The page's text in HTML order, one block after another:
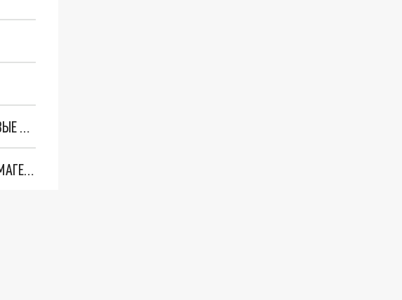
"ОЧЕНЬ ПЛОХИЕ НОВОСТИ": БОЛЬШАЯ ОШИБКА PALANTIR В РОССИИ. СТРАНЫ НАТО ВПЕРВЫЕ ЗА СВО ОСТАНОВИЛИ ПОСТАВКИ ОРУЖИЯ. ВСУ ТЕРЯЮТ ПРИГРАНИЧЬЕ?
ТРИ ГЛАВНЫХ ИНСАЙДА ОБ СВО. ОТМЕНА МОБИЛИЗАЦИИ И ВОЗВРАЩЕНИЕ "ГЕНЕРАЛА АРМАГЕДДОНА"? ОТЛИЧНЫЕ НОВОСТИ, КОТОРЫЕ ЖДАЛИ ВСЕ